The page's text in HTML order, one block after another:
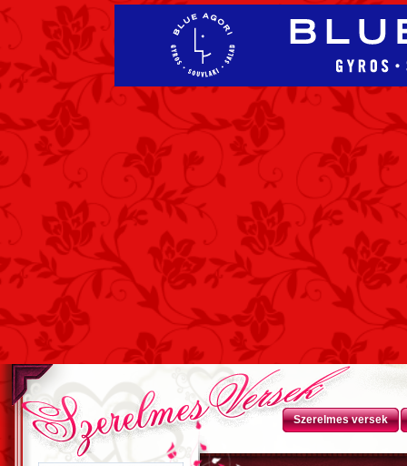
Szerelmes versek